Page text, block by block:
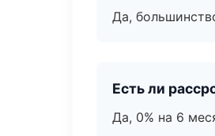
Да,
Есть ли
Да, 0% на 6